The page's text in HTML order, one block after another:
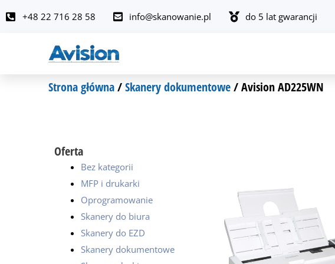
do
+48 22 716 28 58 info@skanowanie.pl do 5 lat gwarancji
Strona główna/Skanery dokumentowe/ Avision AD225WN
Oferta
Bez kategorii
MFP i drukarki
Oprogramowanie
Skanery do biura
Skanery do EZD
Skanery dokumentowe